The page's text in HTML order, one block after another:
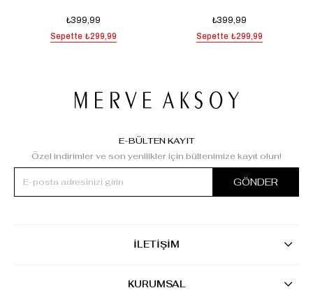
₺399,99
Sepette ₺299,99
₺399,99
Sepette ₺299,99
E-BÜLTEN KAYIT
Özel indirimler ve son yenilikler için bültenimize kayıt olun!
GÖNDER
İLETİŞİM
KURUMSAL